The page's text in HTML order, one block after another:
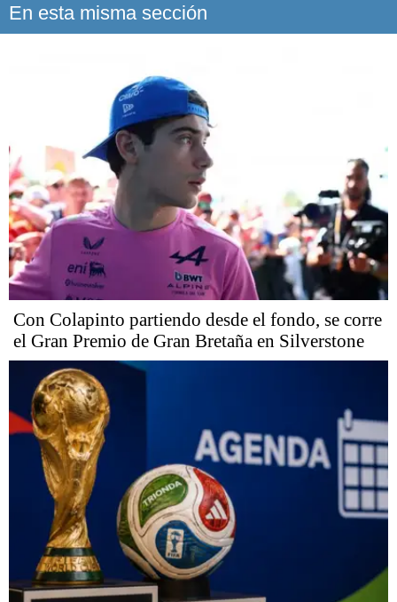
En esta misma sección
Con Colapinto partiendo desde el fondo, se corre
el Gran Premio de Gran Bretaña en Silverstone